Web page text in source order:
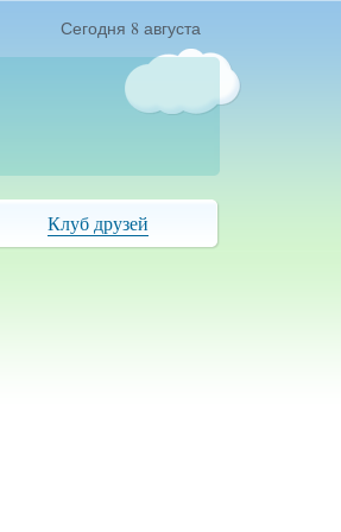
Сегодня 8 августа
Клуб друзей